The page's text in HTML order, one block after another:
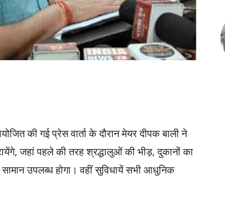
की गई प्रेस वार्ता के दौरान मेयर दीपक बाली ने
जहां पहले की तरह श्रद्धालुओं की भीड़, दुकानों का
उपलब्ध होगा। वहीं सुविधायें सभी आधुनिक